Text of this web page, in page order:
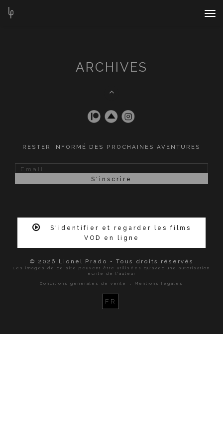
ARCHIVES
RESTER INFORMÉ DES PROCHAINES AVENTURES
S'identifier et regarder les films
VOD en ligne
© 2026 Lionel Prado - Tous droits réservés
Les images de ce site peuvent être utilisées qu'avec une autorisation
écrite de l'auteur
Conditions générales de vente
. Mentions légales
FR